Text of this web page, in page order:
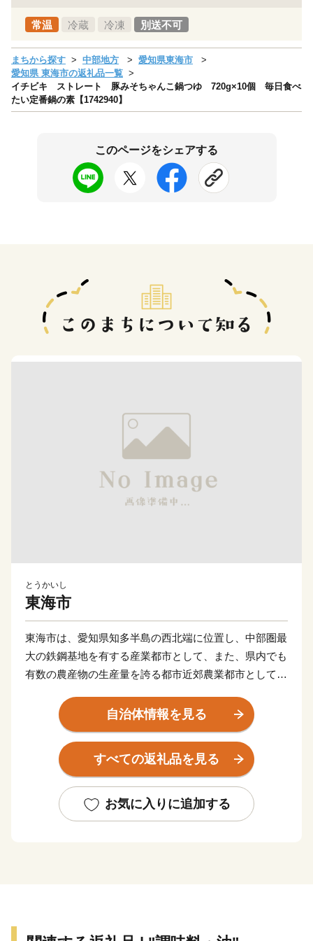
常温 冷蔵 冷凍 別送不可
まちから探す 中部地方
愛知県東海市
愛知県 東海市の返礼品一覧
イチビキ ストレート 豚みそちゃんこ鍋つゆ 720g×10個 毎日食べ
たい定番鍋の素【1742940】
このページをシェアする
とうかいし
東海市
東海市は、愛知県知多半島の西北端に位置し、中部圏最
大の鉄鋼基地を有する産業都市として、また、県内でも
有数の農産物の生産量を誇る都市近郊農業都市として、
名古屋都心や中部国際空港へのアクセスに優れた立地
特性を生かしたまちづくりを積極的に進めており、多種
して注目を集めています。
自治体情報を見る
すべての返礼品を見る
お気に入りに追加する